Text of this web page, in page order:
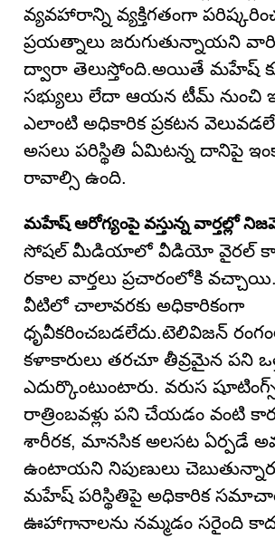
వ్యవహారాన్ని వ్యక్తిగతంగా
ప్రయత్నాలు జరుగుతున్నాయని
ద్వారా తెలుస్తోంది.అయితే మహేష్
సభ్యులు లేదా ఆయన టీమ్ నుంచి
ఎలాంటి అధికారిక ప్రకటన
అసలు పరిస్థితి ఏమిటన్న దానిపై
రావాల్సి ఉంది.
మహేష్ ఆరోగ్యంపై వస్తున్న వార్తల్లో
సోషల్ మీడియాలో వీడియో వైరల్
రకాల వార్తలు ప్రచారంలోకి
వీటిలో చాలావరకు అధికారికంగా
ధృవీకరించబడలేదు.టెలివిజన్
కళాకారులు తరచూ తీవ్రమైన పని
ఎదుర్కొంటుంటారు. వరుస
రాత్రింబవళ్లు పని చేయడం వంటి
శారీరక, మానసిక అలసట ఏర్పడే
ఉంటాయని నిపుణులు
మహేష్ పరిస్థితిపై అధికారిక
ఊహాగానాలను నమ్మడం సరైంది